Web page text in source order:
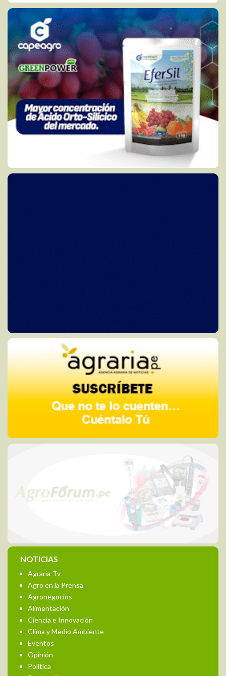
NOTICIAS
Agraria-Tv
Agro en la Prensa
Agronegocios
Alimentación
Ciencia e Innovación
Clima y Medio Ambiente
Eventos
Opinión
Política